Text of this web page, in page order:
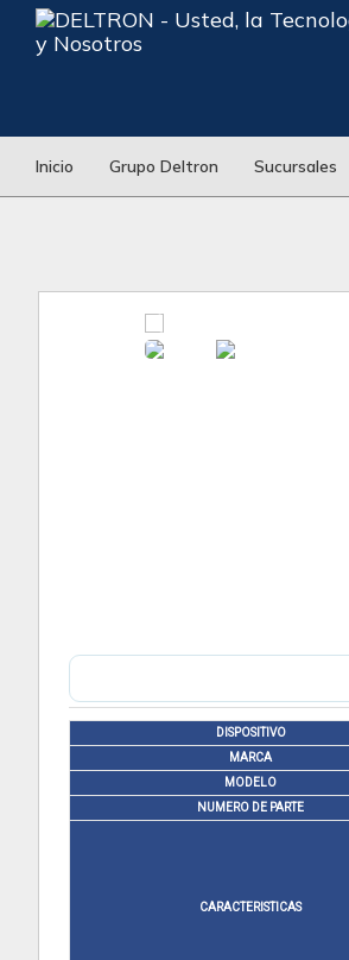
Inicio Grupo Deltron Sucursales
DISPOSITIVO
MARCA
MODELO
NUMERO DE PARTE
CARACTERISTICAS